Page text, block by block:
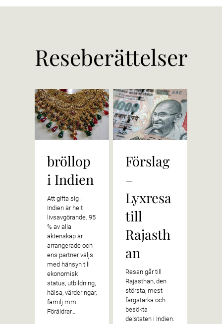
Reseberättelser
bröllop
i Indien
Att gifta sig i
Indien är helt
livsavgörande. 95
% av alla
äktenskap är
arrangerade och
ens partner väljs
med hänsyn till
ekonomisk
status, utbildning,
hälsa, värderingar,
familj mm.
Föräldrar…
Förslag
–
Lyxresa
till
Rajasth
an
Resan går till
Rajasthan, den
största, mest
färgstarka och
besökta
delstaten i Indien.